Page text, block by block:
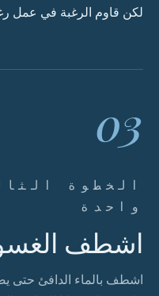
لكن قاوم الرغبة في عمل
03
الخطوة
واحدة
اشطف
اشطف بالماء الدافئ حتى